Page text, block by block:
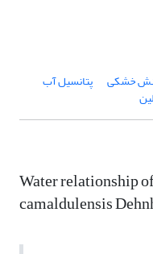
خشکی پتانسیل آب
Water relationship
camaldulensis